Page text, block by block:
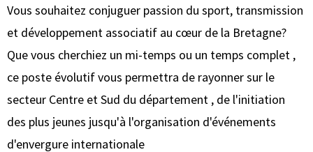
Vous souhaitez conjuguer passion du sport, transmission
et développement associatif au cœur de la Bretagne?
Que vous cherchiez un mi-temps ou un temps complet ,
ce poste évolutif vous permettra de rayonner sur le
secteur Centre et Sud du département , de l'initiation
des plus jeunes jusqu'à l'organisation d'événements
d'envergure internationale